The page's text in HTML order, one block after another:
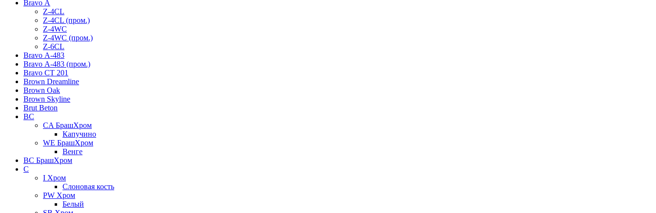
Bravo А
Z-4CL
Z-4CL (пром.)
Z-4WC
Z-4WC (пром.)
Z-6CL
Bravo А-483
Bravo А-483 (пром.)
Bravo СТ 201
Brown Dreamline
Brown Oak
Brown Skyline
Brut Beton
BС
CA БрашХром
Капучино
WE БрашХром
Венге
BС БрашХром
C
I Хром
Слоновая кость
PW Хром
Белый